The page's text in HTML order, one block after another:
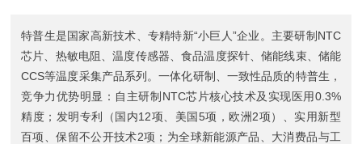
特普生是国家高新技术、专精特新“小巨人”企业。主要研制 NTC
芯片
热敏电阻 、温度传感器 、食品温度探针 、储能线束、 储能
CCS等温度采集产品系列。一体化研制、一致性品质的特普生，
竞争力优势明显：自主研制NTC芯片核心技术及实现医用0.3%
精度；发明专利（国内12项、美国5项，欧洲2项）、实用新型
百项、保留不公开技术2项；为全球新能源产品、大消费品与工